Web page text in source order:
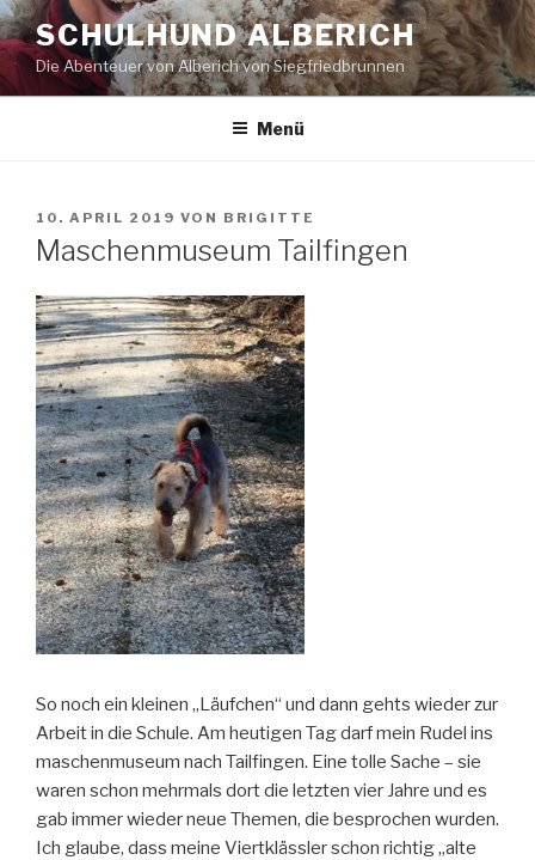
Zum
Inhalt
springen
SCHULHUND ALBERICH
Die Abenteuer von Alberich von Siegfriedbrunnen
Menü
VERÖFFENTLICHT
AM
10. APRIL 2019 VON BRIGITTE
Maschenmuseum Tailfingen
So noch ein kleinen „Läufchen“ und dann gehts wieder zur
Arbeit in die Schule. Am heutigen Tag darf mein Rudel ins
maschenmuseum nach Tailfingen. Eine tolle Sache – sie
waren schon mehrmals dort die letzten vier Jahre und es
gab immer wieder neue Themen, die besprochen wurden.
Ich glaube, dass meine Viertklässler schon richtig „alte